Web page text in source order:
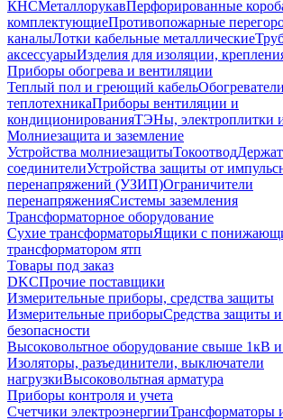
КНСМеталлорукавПерфорированные
комплектующиеПротивопожарные
каналыЛотки кабельные металлические
аксессуарыИзделия для изоляции,
Приборы обогрева и вентиляции
Теплый пол и греющий кабель
теплотехникаПриборы вентиляции и
кондиционированияТЭНы, электроплитки
Молниезащита и заземление
Устройства молниезащитыТокоотвод
соединителиУстройства защиты от
перенапряжений (УЗИП)Ограничители
перенапряженияСистемы заземления
Трансформаторное оборудование
Сухие трансформаторыЯщики с
трансформатором ятп
Товары под заказ
DKCПрочие поставщики
Измерительные приборы, средства защиты
Измерительные приборыСредства защиты
безопасности
Высоковольтное оборудование свыше 1кВ
Изоляторы, разъединители, выключатели
нагрузкиВысоковольтная арматура
Приборы контроля и учета
Счетчики электроэнергииТрансформаторы